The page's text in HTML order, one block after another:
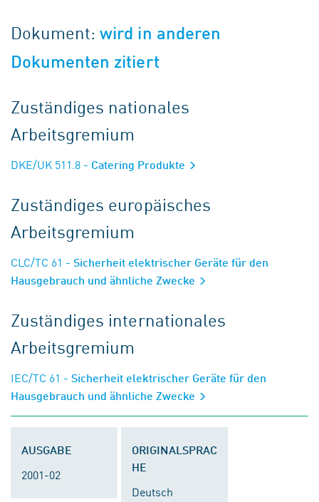
Dokument:wird in anderen
Dokumenten zitiert
Zuständiges nationales
Arbeitsgremium
DKE/UK 511.8 - Catering Produkte
Zuständiges europäisches
Arbeitsgremium
CLC/TC 61 - Sicherheit elektrischer Geräte für den
Hausgebrauch und ähnliche Zwecke
Zuständiges internationales
Arbeitsgremium
IEC/TC 61 - Sicherheit elektrischer Geräte für den
Hausgebrauch und ähnliche Zwecke
AUSGABE
2001-02
ORIGINALSPRAC
HE
Deutsch